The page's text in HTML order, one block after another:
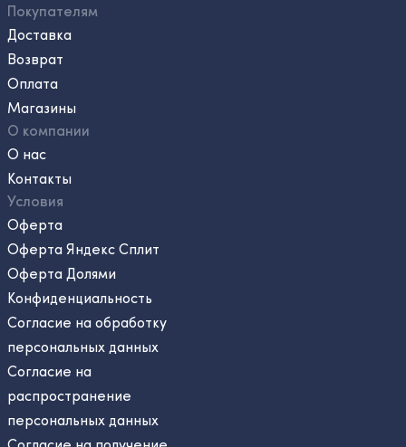
Покупателям
Доставка
Возврат
Оплата
Магазины
О компании
О нас
Контакты
Условия
Оферта
Оферта Яндекс Сплит
Оферта Долями
Конфиденциальность
Согласие на обработку
персональных данных
Согласие на
распространение
персональных данных